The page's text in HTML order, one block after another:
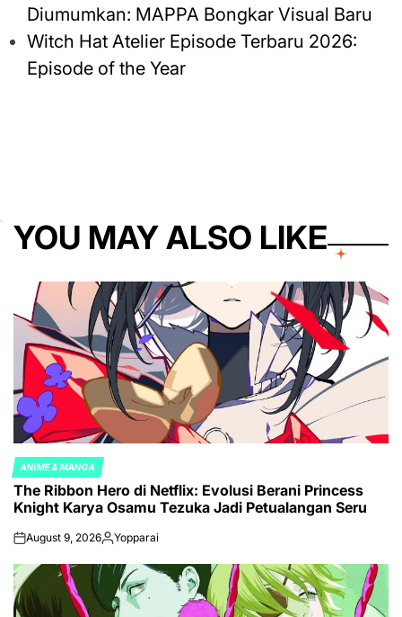
Diumumkan: MAPPA Bongkar Visual Baru
Witch Hat Atelier Episode Terbaru 2026:
Episode of the Year
YOU MAY ALSO LIKE
POSTED
IN
ANIME & MANGA
The Ribbon Hero di Netflix: Evolusi Berani Princess
Knight Karya Osamu Tezuka Jadi Petualangan Seru
onAugust 9, 2026Posted
Yopparai